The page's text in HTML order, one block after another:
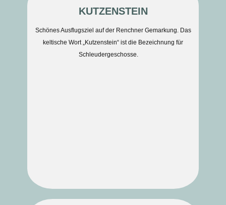
KUTZENSTEIN
Schönes Ausflugsziel auf der Renchner Gemarkung. Das
keltische Wort „Kutzenstein“ ist die Bezeichnung für
Schleudergeschosse.